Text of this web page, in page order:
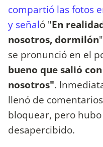
compartió las fotos
y señaló "En
nosotros, dormilón
se pronunció en el
bueno que salió
nosotros".
llenó de
bloquear, pero
desapercibido.